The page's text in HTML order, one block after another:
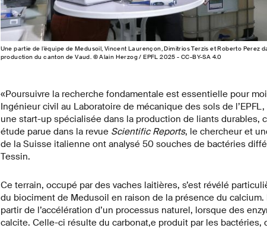
Une partie de l’équipe de Medusoil, Vincent Laurençon, Dimitrios Terzis et Roberto Perez
production du canton de Vaud. © Alain Herzog / EPFL 2025 - CC-BY-SA 4.0
«Poursuivre la recherche fondamentale est essentielle pour
Ingénieur civil au Laboratoire de mécanique des sols de
une start-up spécialisée dans la production de liants durables,
étude parue dans la revue Scientific Reports, le chercheur et
de la Suisse italienne ont analysé 50 souches de bactéries
Tessin.
Ce terrain, occupé par des vaches laitières, s’est révélé
du biociment de Medusoil en raison de la présence du
partir de l’accélération d’un processus naturel, lorsque des
calcite. Celle-ci résulte du carbonat,e produit par les bactéries,